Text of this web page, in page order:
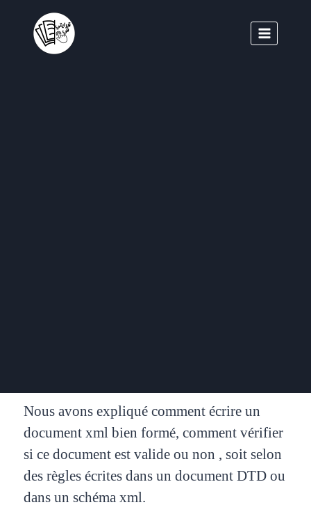
Nous avons expliqué comment écrire un
document xml bien formé, comment vérifier
si ce document est valide ou non , soit selon
des règles écrites dans un document DTD ou
dans un schéma xml.